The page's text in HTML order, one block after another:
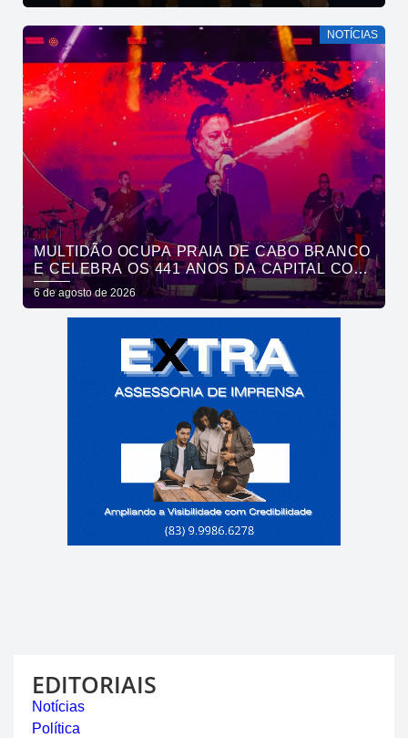
NOTÍCIAS
MULTIDÃO OCUPA PRAIA DE CABO BRANCO
E CELEBRA OS 441 ANOS DA CAPITAL COM
SHOWS DE ROUPA NOVA E FÁBIO JR
6 de agosto de 2026
EDITORIAIS
Notícias
Política